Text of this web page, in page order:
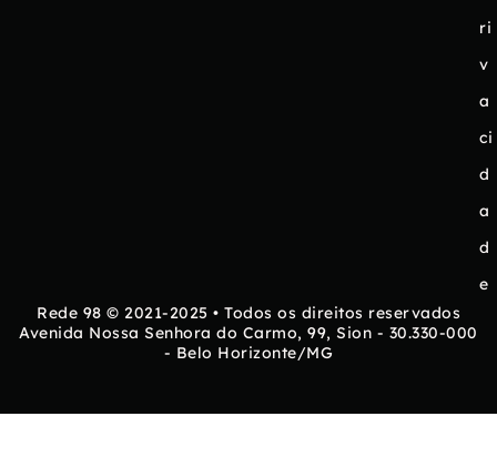
ri
v
a
ci
d
a
d
e
Rede 98 © 2021-2025 • Todos os direitos reservados
Avenida Nossa Senhora do Carmo, 99, Sion - 30.330-000
- Belo Horizonte/MG